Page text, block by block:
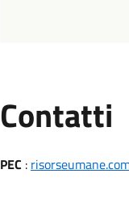
Contatti
PEC :